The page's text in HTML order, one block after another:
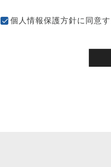
個人情報保護方針に同意す